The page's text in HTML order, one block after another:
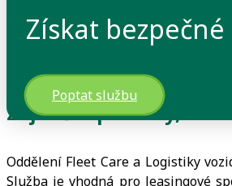
Získat
Poptat službu
>
Komplexní péče o firemní a
Zajistěte přesuny,
Oddělení Fleet Care a Logistiky
Služba je vhodná pro leasingové